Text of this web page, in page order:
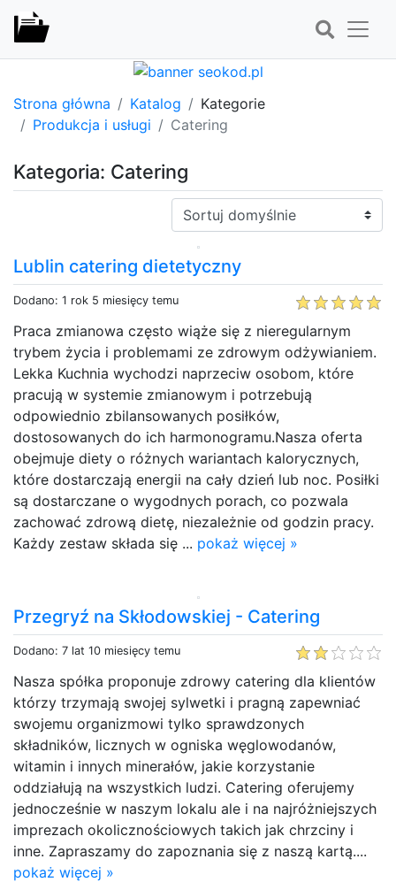
Strona główna Katalog
Kategorie
Produkcja i usługi
Catering
Kategoria: Catering
Sortuj:
Lublin catering dietetyczny
Dodano: 1 rok 5 miesięcy temu
Praca zmianowa często wiąże się z nieregularnym
trybem życia i problemami ze zdrowym odżywianiem.
Lekka Kuchnia wychodzi naprzeciw osobom, które
pracują w systemie zmianowym i potrzebują
odpowiednio zbilansowanych posiłków,
dostosowanych do ich harmonogramu.Nasza oferta
obejmuje diety o różnych wariantach kalorycznych,
które dostarczają energii na cały dzień lub noc. Posiłki
są dostarczane o wygodnych porach, co pozwala
zachować zdrową dietę, niezależnie od godzin pracy.
Każdy zestaw składa się ... pokaż więcej »
Przegryź na Skłodowskiej - Catering
Dodano: 7 lat 10 miesięcy temu
Nasza spółka proponuje zdrowy catering dla klientów
którzy trzymają swojej sylwetki i pragną zapewniać
swojemu organizmowi tylko sprawdzonych
składników, licznych w ogniska węglowodanów,
witamin i innych minerałów, jakie korzystanie
oddziałują na wszystkich ludzi. Catering oferujemy
jednocześnie w naszym lokalu ale i na najróżniejszych
imprezach okolicznościowych takich jak chrzciny i
inne. Zapraszamy do zapoznania się z naszą kartą....
pokaż więcej »